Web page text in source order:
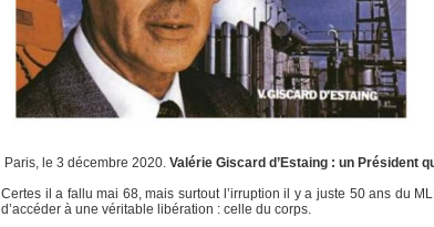
Paris, le 3 décembre 2020. Valérie Giscard d’Estaing : un Président
Certes il a fallu mai 68, mais surtout l’irruption il y a juste 50 ans du
d’accéder à une véritable libération : celle du corps.